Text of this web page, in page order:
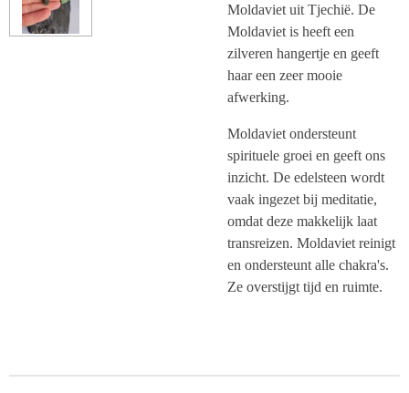
Moldaviet uit Tjechië. De
Moldaviet is heeft een
zilveren hangertje en geeft
haar een zeer mooie
afwerking.
Moldaviet ondersteunt
spirituele groei en geeft ons
inzicht. De edelsteen wordt
vaak ingezet bij meditatie,
omdat deze makkelijk laat
transreizen. Moldaviet reinigt
en ondersteunt alle chakra's.
Ze overstijgt tijd en ruimte.